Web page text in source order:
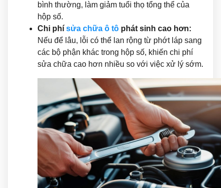
bình thường, làm giảm tuổi thọ tổng thể của
hộp số.
Chi phí sửa chữa ô tô phát sinh cao hơn:
Nếu để lâu, lỗi có thể lan rộng từ phớt láp sang
các bộ phận khác trong hộp số, khiến chi phí
sửa chữa cao hơn nhiều so với việc xử lý sớm.